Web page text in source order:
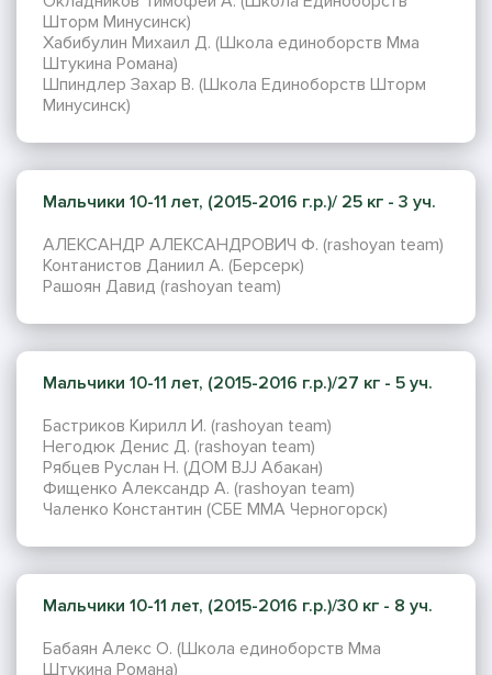
Шторм Минусинск)
Хабибулин Михаил Д. (Школа единоборств Мма
Штукина Романа)
Шпиндлер Захар В. (Школа Единоборств Шторм
Минусинск)
Мальчики 10-11 лет, (2015-2016 г.р.)/ 25 кг - 3 уч.
АЛЕКСАНДР АЛЕКСАНДРОВИЧ Ф. (rashoyan team)
Контанистов Даниил А. (Берсерк)
Рашоян Давид (rashoyan team)
Мальчики 10-11 лет, (2015-2016 г.р.)/27 кг - 5 уч.
Бастриков Кирилл И. (rashoyan team)
Негодюк Денис Д. (rashoyan team)
Рябцев Руслан Н. (ДОМ BJJ Абакан)
Фищенко Александр А. (rashoyan team)
Чаленко Константин (СБЕ ММА Черногорск)
Мальчики 10-11 лет, (2015-2016 г.р.)/30 кг - 8 уч.
Бабаян Алекс О. (Школа единоборств Мма
Штукина Романа)